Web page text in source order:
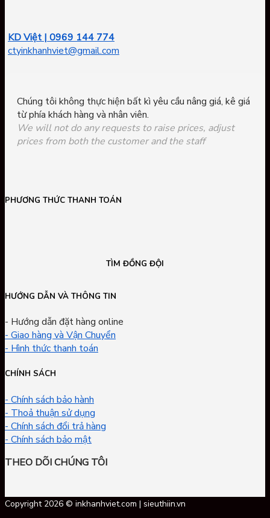
KD Việt | 0969 144 774
ctyinkhanhviet@gmail.com
Chúng tôi không thực hiện bất kì yêu cầu nâng giá, kê giá
từ phía khách hàng và nhân viên.
We will not do any requests to raise prices, adjust
prices from both the customer and the staff
PHƯƠNG THỨC THANH TOÁN
TÌM ĐỒNG ĐỘI
HƯỚNG DẪN VÀ THÔNG TIN
- Hướng dẫn đặt hàng online
- Giao hàng và Vận Chuyển
- Hình thức thanh toán
CHÍNH SÁCH
- Chính sách bảo hành
- Thoả thuận sử dụng
- Chính sách đổi trả hàng
- Chính sách bảo mật
THEO DÕI CHÚNG TÔI
Copyright 2026 © inkhanhviet.com | sieuthiin.vn